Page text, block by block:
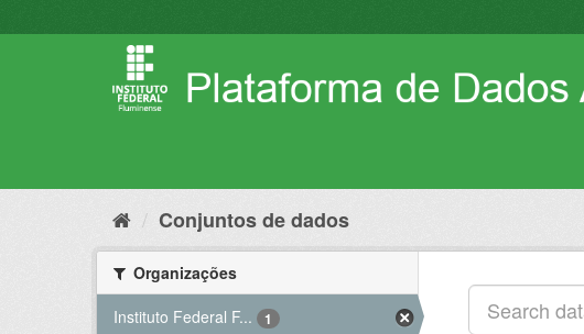
para
Conjuntos de dados
Organizações
Instituto Federal F...
1